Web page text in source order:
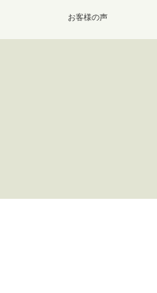
お客様の声